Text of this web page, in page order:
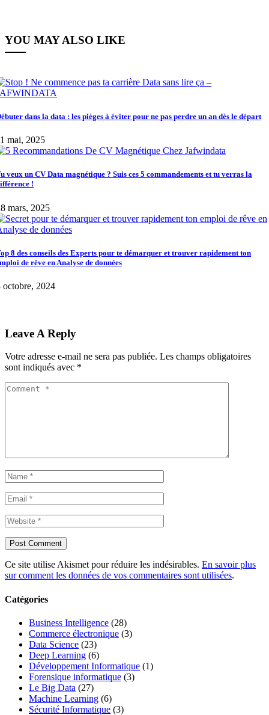
YOU MAY ALSO LIKE
dans la data : les pièges à éviter pour ne pas perdre un an dès le départ
mai, 2025
veux un CV Data magnétique ? Suis ces 5 commandements et tu verras la
!
mars, 2025
8 des conseils des Experts pour te démarquer et trouver rapidement ton
de rêve en Analyse de données
octobre, 2024
Leave A Reply
Votre adresse e-mail ne sera pas publiée. Les champs obligatoires
sont indiqués avec *
Ce site utilise Akismet pour réduire les indésirables. En savoir plus
sur comment les données de vos commentaires sont utilisées.
Catégories
Business Intelligence (28)
Commerce électronique (3)
Data Science (23)
Deep Learning (6)
Développement Informatique (1)
Forensique informatique (3)
Le Big Data (27)
Machine Learning (6)
Sécurité Informatique (3)